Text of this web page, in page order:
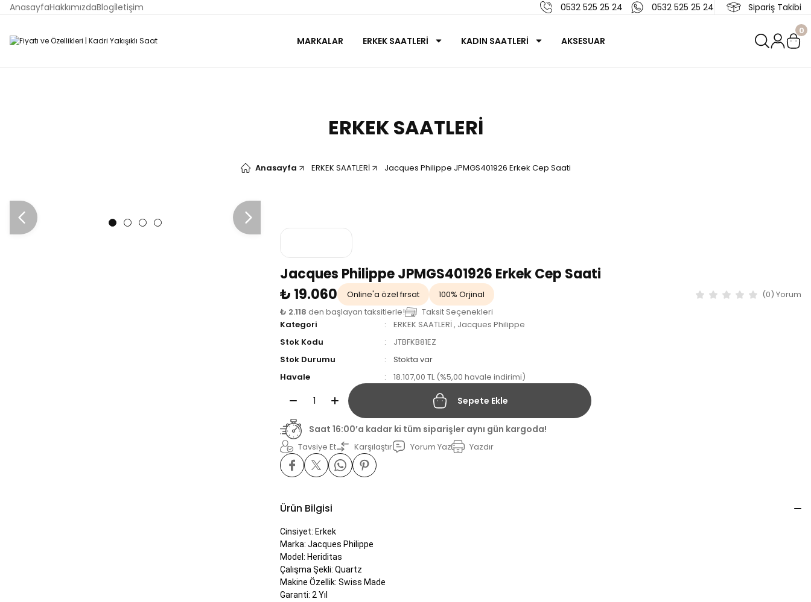
AnasayfaHakkımızdaBlogİletişim 0532 525 25 24 0532 525 25 24 Sipariş Takibi
MARKALAR ERKEK SAATLERİ KADIN SAATLERİ AKSESUAR
0
ERKEK SAATLERİ
Anasayfa ERKEK SAATLERİ Jacques Philippe JPMGS401926 Erkek Cep Saati
Jacques Philippe JPMGS401926 Erkek Cep Saati
₺ 19.060
Online'a özel fırsat 100% Orjinal
(0) Yorum
₺ 2.118 den başlayan taksitlerle!
Taksit Seçenekleri
Kategori
ERKEK SAATLERİ, Jacques Philippe
Stok Kodu
JTBFKB81EZ
Stok Durumu
Stokta var
Havale
18.107,00 TL (%5,00 havale indirimi)
Sepete Ekle
Saat 16:00’a kadar ki tüm siparişler aynı gün kargoda!
Tavsiye Et Karşılaştır Yorum Yaz Yazdır
Ürün Bilgisi
Cinsiyet: Erkek
Marka: Jacques Philippe
Model: Heriditas
Çalışma Şekli: Quartz
Makine Özellik: Swiss Made
Garanti: 2 Yıl